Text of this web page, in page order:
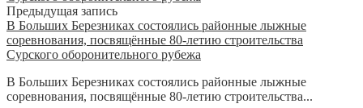
Предыдущая запись
В Больших Березниках состоялись районные лыжные
соревнования, посвящённые 80-летию строительства
Сурского оборонительного рубежа
В Больших Березниках состоялись районные лыжные
соревнования, посвящённые 80-летию строительства...